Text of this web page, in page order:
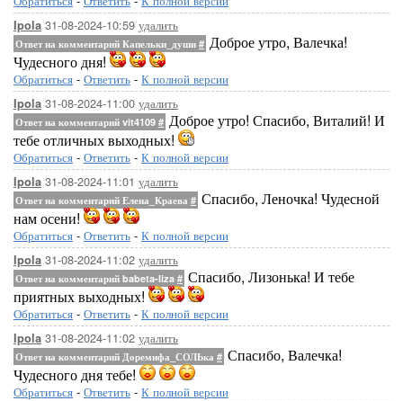
Ipola 31-08-2024-10:59 удалить
Ответ на комментарий Капельки_души # Доброе утро, Валечка!
Чудесного дня!
Обратиться - Ответить - К полной версии
Ipola 31-08-2024-11:00 удалить
Ответ на комментарий vit4109 # Доброе утро! Спасибо, Виталий! И
тебе отличных выходных!
Обратиться - Ответить - К полной версии
Ipola 31-08-2024-11:01 удалить
Ответ на комментарий Елена_Краева # Спасибо, Леночка! Чудесной
нам осени!
Обратиться - Ответить - К полной версии
Ipola 31-08-2024-11:02 удалить
Ответ на комментарий babeta-liza # Спасибо, Лизонька! И тебе
приятных выходных!
Обратиться - Ответить - К полной версии
Ipola 31-08-2024-11:02 удалить
Ответ на комментарий Доремифа_СОЛЬка # Спасибо, Валечка!
Чудесного дня тебе!
Обратиться - Ответить - К полной версии